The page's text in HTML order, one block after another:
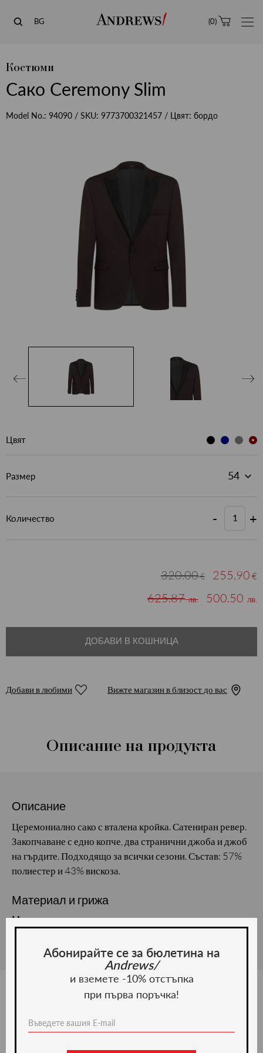
Andrews
BG (0)
Костюми
Сако Ceremony Slim
Model No.: 94090 / SKU: 9773700321457 / Цвят: бордо
Цвят
Размер
Количество - +
320.00€ 255.90 €
625.87лв. 500.50 лв.
ДОБАВИ В КОШНИЦА
Добави в любими Вижте магазин в близост до вас
Описание на продукта
Описание
Церемониално сако с вталена кройка. Сатениран ревер.
Закопчаване с едно копче, два странични джоба и джоб
на гърдите. Подходящо за всички сезони. Състав: 57%
полиестер и 43% вискоза.
Материал и грижа
Материал:
Ние препоръчваме
Абонирайте се за бюлетина на
Andrews/
и вземете -10% отстъпка
при първа поръчка!